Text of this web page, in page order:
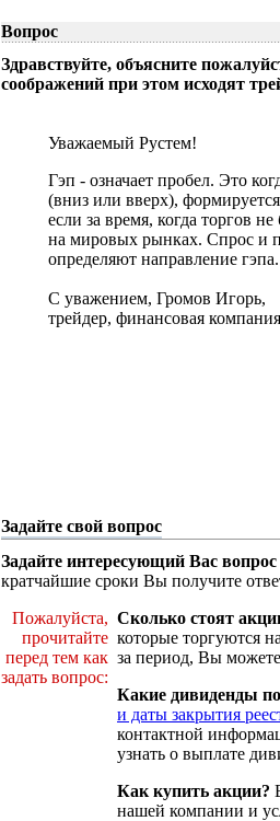
Вопрос
Здравствуйте, объясните
соображений при этом исходят
Уважаемый Рустем!
Гэп - означает пробел. Это
(вниз или вверх),
если за время, когда торгов
на мировых рынках. Спрос и
определяют направление гэпа.
С уважением, Громов Игорь,
трейдер, финансовая
Задайте свой вопрос
Задайте интересующий Вас вопрос
кратчайшие сроки Вы получите
Пожалуйста,
прочитайте
перед тем как
задать вопрос:
Сколько стоят
которые торгуются
за период, Вы
Какие дивиденды
и даты закрытия
контактной
узнать о выплате
Как купить акции?
нашей компании и